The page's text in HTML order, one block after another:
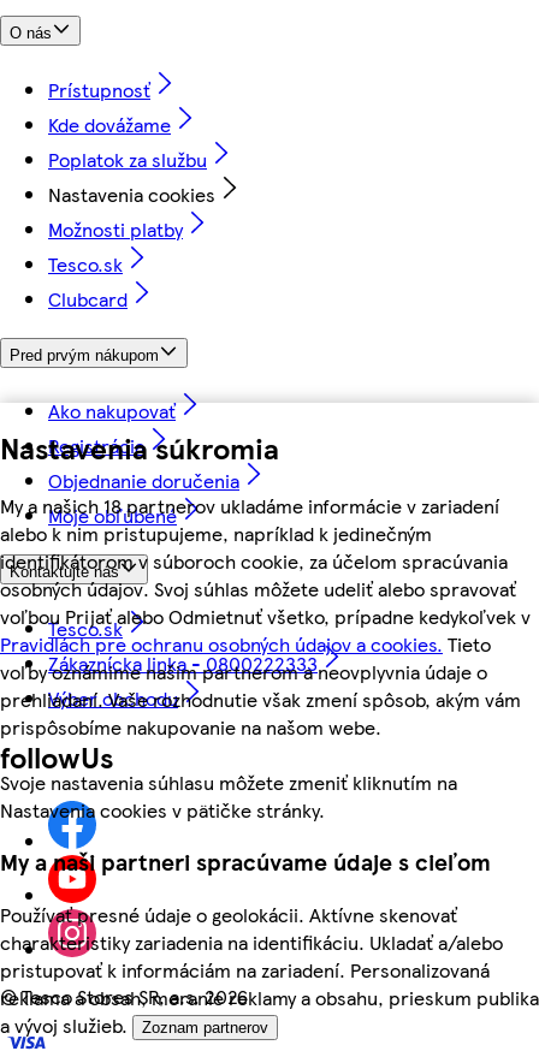
Nastavenia súkromia
My a našich 18 partnerov ukladáme informácie v zariadení
alebo k nim pristupujeme, napríklad k jedinečným
identifikátorom v súboroch cookie, za účelom spracúvania
osobných údajov. Svoj súhlas môžete udeliť alebo spravovať
voľbou Prijať alebo Odmietnuť všetko, prípadne kedykoľvek v
Pravidlách pre ochranu osobných údajov a cookies. Tieto
voľby oznámime našim partnerom a neovplyvnia údaje o
prehliadaní. Vaše rozhodnutie však zmení spôsob, akým vám
prispôsobíme nakupovanie na našom webe.
Svoje nastavenia súhlasu môžete zmeniť kliknutím na
Nastavenia cookies v pätičke stránky.
My a naši partneri spracúvame údaje s cieľom
Používať presné údaje o geolokácii. Aktívne skenovať
charakteristiky zariadenia na identifikáciu. Ukladať a/alebo
pristupovať k informáciám na zariadení. Personalizovaná
reklama a obsah, meranie reklamy a obsahu, prieskum publika
a vývoj služieb.
Zoznam partnerov
O nás
Prístupnosť
Kde dovážame
Poplatok za službu
Nastavenia cookies
Možnosti platby
Tesco.sk
Clubcard
Pred prvým nákupom
Ako nakupovať
Registrácia
Objednanie doručenia
Moje obľúbené
Kontaktujte nás
Tesco.sk
Zákaznícka linka - 0800222333
Výber obchodu
followUs
©Tesco Stores SR, a.s. 2026